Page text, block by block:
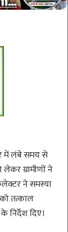
में लंबे समय से
ग्रामीणों ने
ने समस्या
तत्काल
निर्देश दिए।